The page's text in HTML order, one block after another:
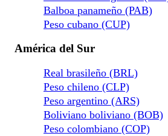
Balboa panameño (PAB)
Peso cubano (CUP)
América del Sur
Real brasileño (BRL)
Peso chileno (CLP)
Peso argentino (ARS)
Boliviano boliviano (BOB)
Peso colombiano (COP)